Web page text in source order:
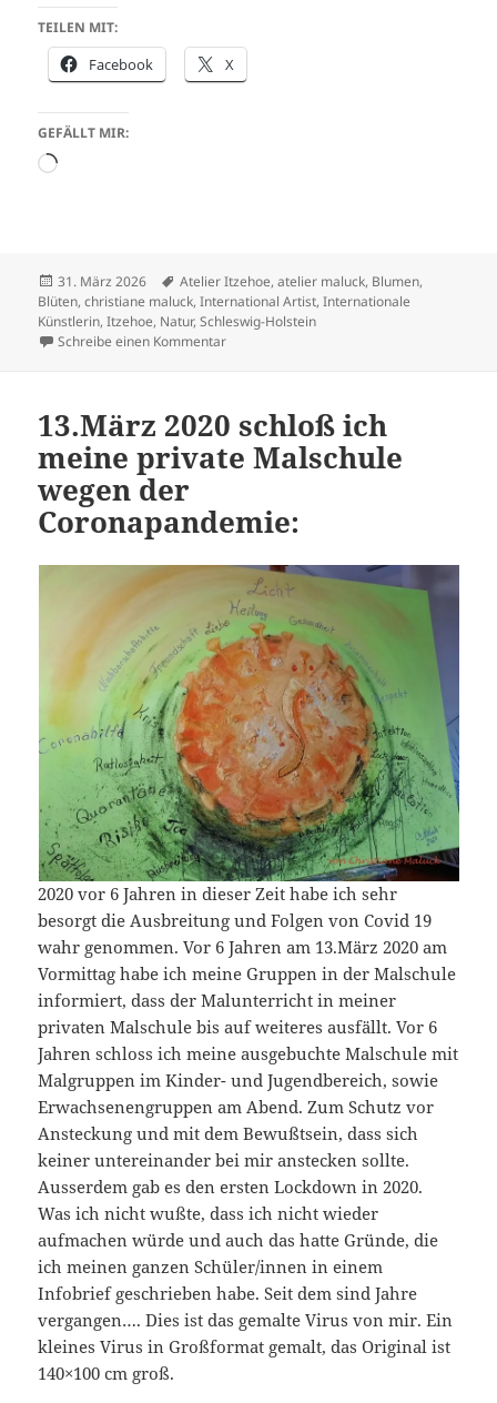
TEILEN MIT:
Facebook X
GEFÄLLT MIR:
Wird
Veröffentlicht
am
31. März 2026 Schlagwörter
Atelier Itzehoe,atelier maluck, Blumen,
Blüten,christiane maluck,International Artist,Internationale
Künstlerin,Itzehoe, Natur,Schleswig-Holstein
Schreibe einen Kommentarzu Schöne Osterfeiertage wünscht Atelier
13.März 2020 schloß ich
meine private Malschule
wegen der
Coronapandemie:
2020 vor 6 Jahren in dieser Zeit habe ich sehr
besorgt die Ausbreitung und Folgen von Covid 19
wahr genommen. Vor 6 Jahren am 13.März 2020 am
Vormittag habe ich meine Gruppen in der Malschule
informiert, dass der Malunterricht in meiner
privaten Malschule bis auf weiteres ausfällt. Vor 6
Jahren schloss ich meine ausgebuchte Malschule mit
Malgruppen im Kinder- und Jugendbereich, sowie
Erwachsenengruppen am Abend. Zum Schutz vor
Ansteckung und mit dem Bewußtsein, dass sich
keiner untereinander bei mir anstecken sollte.
Ausserdem gab es den ersten Lockdown in 2020.
Was ich nicht wußte, dass ich nicht wieder
aufmachen würde und auch das hatte Gründe, die
ich meinen ganzen Schüler/innen in einem
Infobrief geschrieben habe. Seit dem sind Jahre
vergangen…. Dies ist das gemalte Virus von mir. Ein
kleines Virus in Großformat gemalt, das Original ist
140×100 cm groß.